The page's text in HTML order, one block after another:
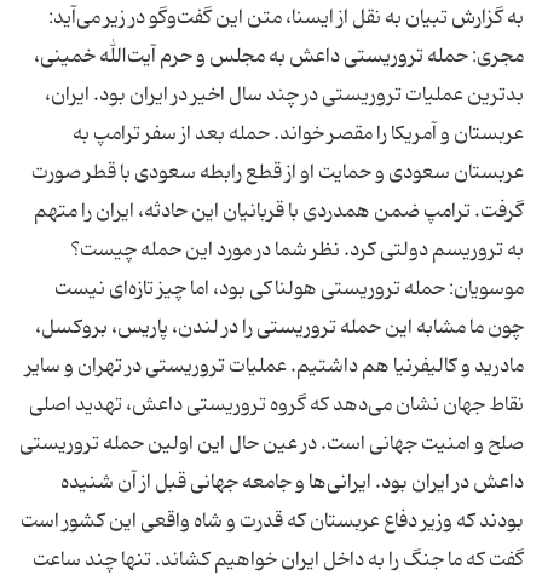
مجری: حمله تروریستی داعش به مجلس و حرم آیت‌الله خمینی،
بدترین عملیات تروریستی در چند سال اخیر در ایران بود. ایران،
عربستان و آمریکا را مقصر خواند. حمله بعد از سفر ترامپ به
عربستان سعودی و حمایت او از قطع رابطه سعودی با قطر صورت
گرفت. ترامپ ضمن همدردی با قربانیان این حادثه، ایران را متهم
موسویان: حمله تروریستی هولناکی بود، اما چیز تازه‌ای نیست
چون ما مشابه این حمله تروریستی را در لندن، پاریس، بروکسل،
مادرید و کالیفرنیا هم داشتیم. عملیات تروریستی در تهران و سایر
نقاط جهان نشان می‌دهد که گروه تروریستی داعش، تهدید اصلی
صلح و امنیت جهانی است. در عین حال این اولین حمله تروریستی
داعش در ایران بود. ایرانی‌ها و جامعه جهانی قبل از آن شنیده
بودند که وزیر دفاع عربستان که قدرت و شاه واقعی این کشور است
گفت که ما جنگ را به داخل ایران خواهیم کشاند. تنها چند ساعت